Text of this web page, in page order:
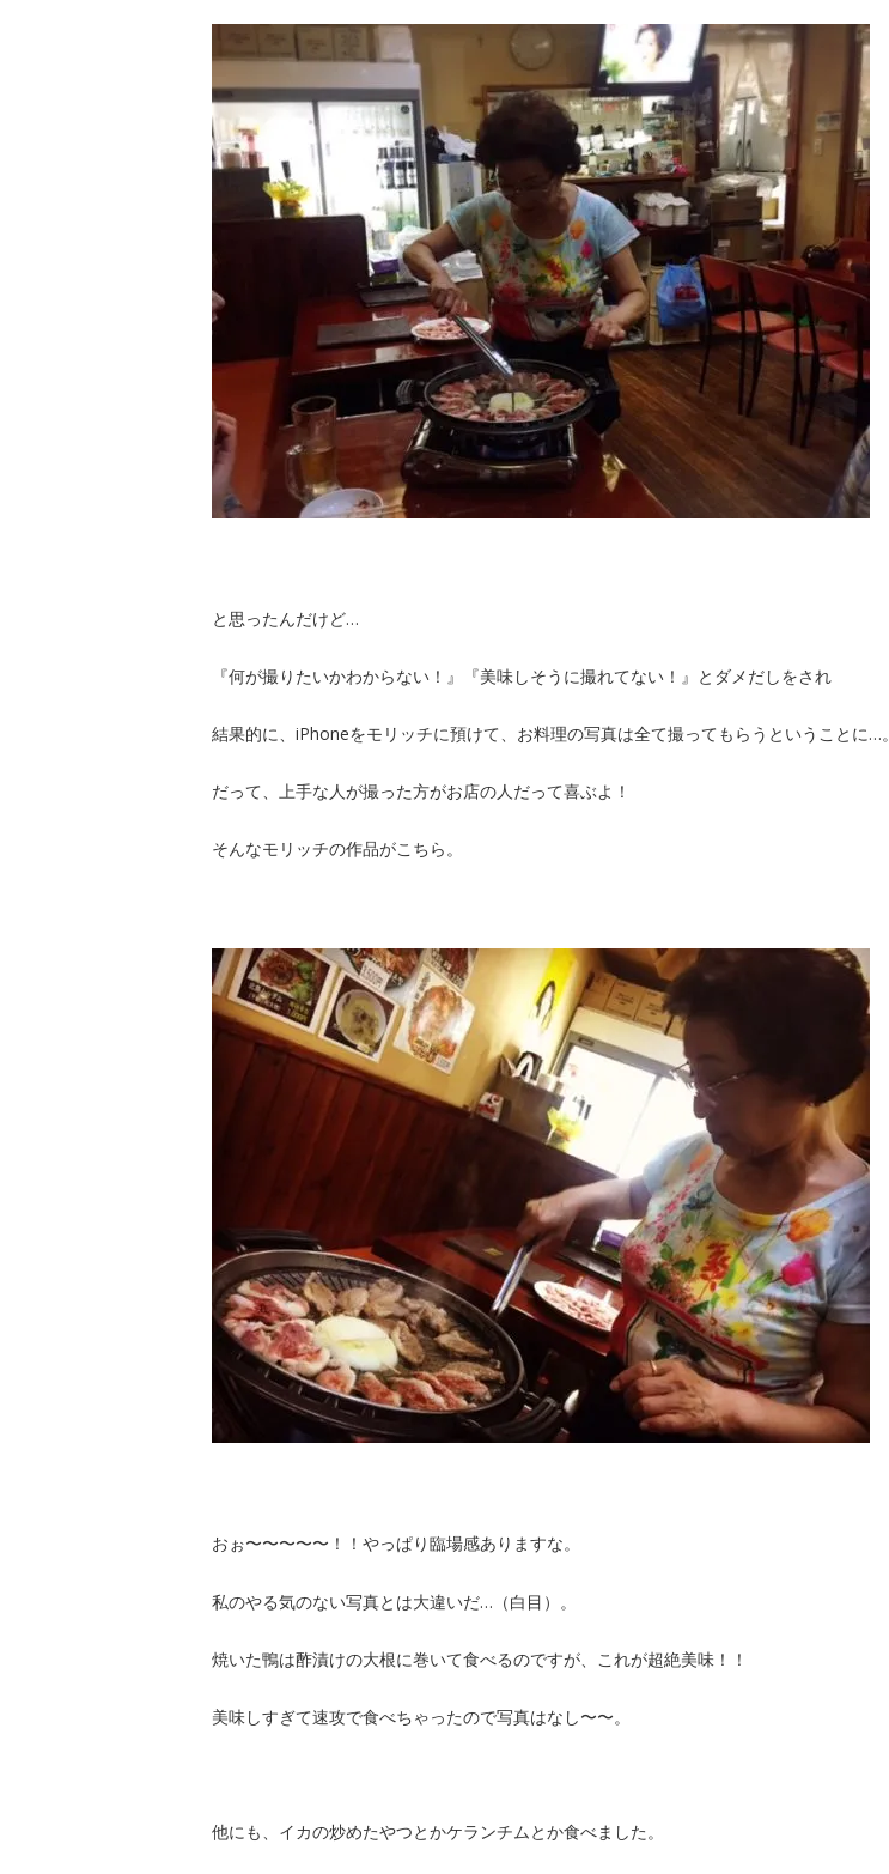
と思ったんだけど…
『何が撮りたいかわからない！』『美味しそうに撮れてない！』とダメだしをされ
結果的に、iPhoneをモリッチに預けて、お料理の写真は全て撮ってもらうということに…。
だって、上手な人が撮った方がお店の人だって喜ぶよ！
そんなモリッチの作品がこちら。
おぉ〜〜〜〜〜！！やっぱり臨場感ありますな。
私のやる気のない写真とは大違いだ…（白目）。
焼いた鴨は酢漬けの大根に巻いて食べるのですが、これが超絶美味！！
美味しすぎて速攻で食べちゃったので写真はなし〜〜。
他にも、イカの炒めたやつとかケランチムとか食べました。